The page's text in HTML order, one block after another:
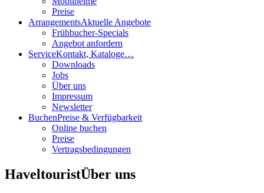
Preise
ArrangementsAktuelle Angebote
Frühbucher-Specials
Angebot anfordern
ServiceKontakt, Kataloge…
Downloads
Jobs
Über uns
Impressum
Newsletter
BuchenPreise & Verfügbarkeit
Online buchen
Preise
Vertragsbedingungen
HaveltouristÜber uns